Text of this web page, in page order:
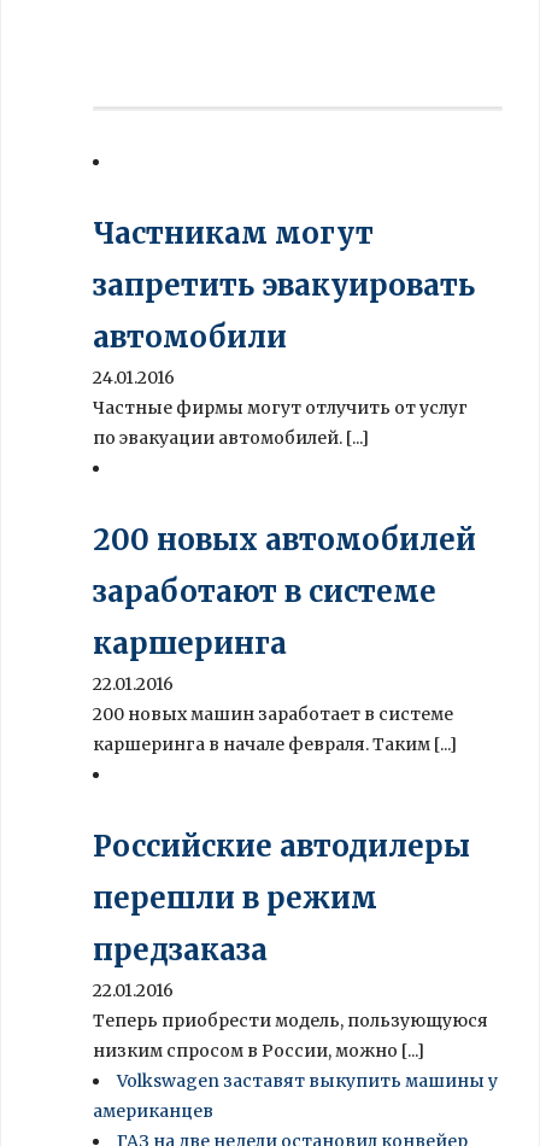
Частникам могут
запретить эвакуировать
автомобили
24.01.2016
Частные фирмы могут отлучить от услуг
по эвакуации автомобилей. [...]
200 новых автомобилей
заработают в системе
каршеринга
22.01.2016
200 новых машин заработает в системе
каршеринга в начале февраля. Таким [...]
Российские автодилеры
перешли в режим
предзаказа
22.01.2016
Теперь приобрести модель, пользующуюся
низким спросом в России, можно [...]
Volkswagen заставят выкупить машины у
американцев
ГАЗ на две недели остановил конвейер